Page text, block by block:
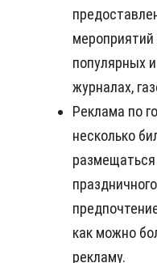
популярных
журналах,
Реклама по
несколько
как можно
рекламу.